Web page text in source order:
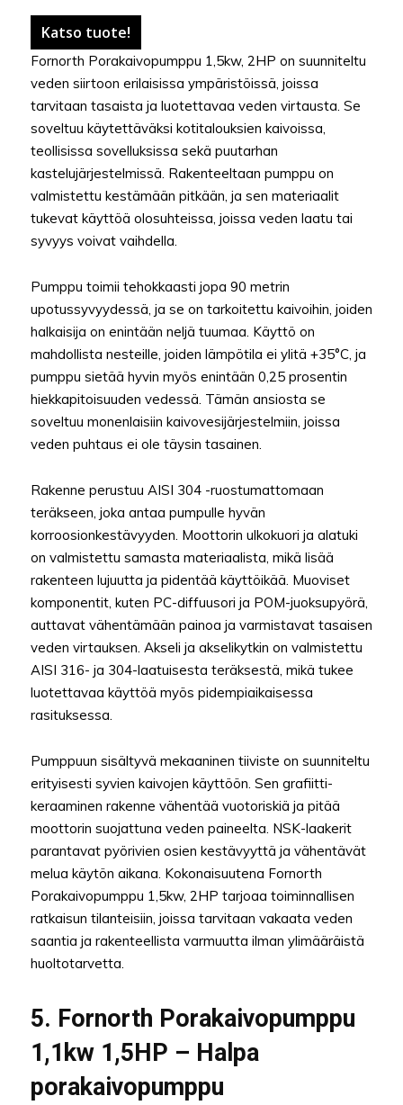
Katso tuote!
Fornorth Porakaivopumppu 1,5kw, 2HP on suunniteltu
veden siirtoon erilaisissa ympäristöissä, joissa
tarvitaan tasaista ja luotettavaa veden virtausta. Se
soveltuu käytettäväksi kotitalouksien kaivoissa,
teollisissa sovelluksissa sekä puutarhan
kastelujärjestelmissä. Rakenteeltaan pumppu on
valmistettu kestämään pitkään, ja sen materiaalit
tukevat käyttöä olosuhteissa, joissa veden laatu tai
syvyys voivat vaihdella.
Pumppu toimii tehokkaasti jopa 90 metrin
upotussyvyydessä, ja se on tarkoitettu kaivoihin, joiden
halkaisija on enintään neljä tuumaa. Käyttö on
mahdollista nesteille, joiden lämpötila ei ylitä +35°C, ja
pumppu sietää hyvin myös enintään 0,25 prosentin
hiekkapitoisuuden vedessä. Tämän ansiosta se
soveltuu monenlaisiin kaivovesijärjestelmiin, joissa
veden puhtaus ei ole täysin tasainen.
Rakenne perustuu AISI 304 -ruostumattomaan
teräkseen, joka antaa pumpulle hyvän
korroosionkestävyyden. Moottorin ulkokuori ja alatuki
on valmistettu samasta materiaalista, mikä lisää
rakenteen lujuutta ja pidentää käyttöikää. Muoviset
komponentit, kuten PC-diffuusori ja POM-juoksupyörä,
auttavat vähentämään painoa ja varmistavat tasaisen
veden virtauksen. Akseli ja akselikytkin on valmistettu
AISI 316- ja 304-laatuisesta teräksestä, mikä tukee
luotettavaa käyttöä myös pidempiaikaisessa
rasituksessa.
Pumppuun sisältyvä mekaaninen tiiviste on suunniteltu
erityisesti syvien kaivojen käyttöön. Sen grafiitti-
keraaminen rakenne vähentää vuotoriskiä ja pitää
moottorin suojattuna veden paineelta. NSK-laakerit
parantavat pyörivien osien kestävyyttä ja vähentävät
melua käytön aikana. Kokonaisuutena Fornorth
Porakaivopumppu 1,5kw, 2HP tarjoaa toiminnallisen
ratkaisun tilanteisiin, joissa tarvitaan vakaata veden
saantia ja rakenteellista varmuutta ilman ylimääräistä
huoltotarvetta.
5. Fornorth Porakaivopumppu
1,1kw 1,5HP – Halpa
porakaivopumppu